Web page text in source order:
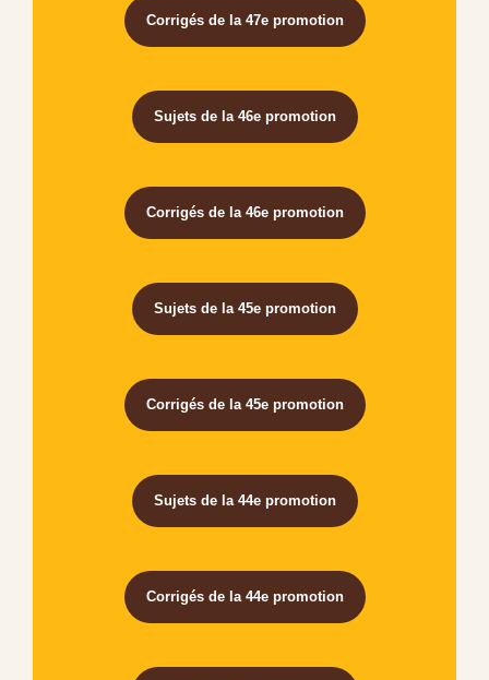
Corrigés de la 47e promotion
Sujets de la 46e promotion
Corrigés de la 46e promotion
Sujets de la 45e promotion
Corrigés de la 45e promotion
Sujets de la 44e promotion
Corrigés de la 44e promotion